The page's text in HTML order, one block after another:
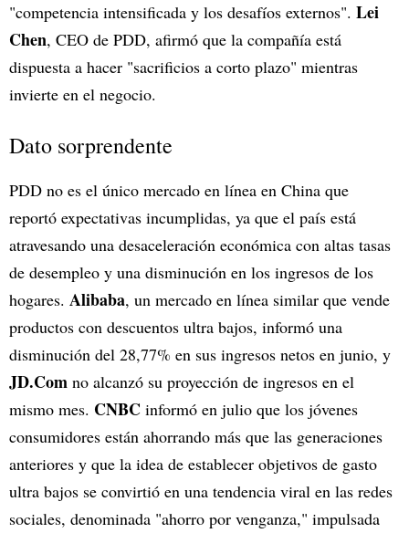
"competencia intensificada y los desafíos externos". Lei
Chen, CEO de PDD, afirmó que la compañía está
dispuesta a hacer "sacrificios a corto plazo" mientras
invierte en el negocio.
Dato sorprendente
PDD no es el único mercado en línea en China que
reportó expectativas incumplidas, ya que el país está
atravesando una desaceleración económica con altas tasas
de desempleo y una disminución en los ingresos de los
hogares. Alibaba, un mercado en línea similar que vende
productos con descuentos ultra bajos, informó una
disminución del 28,77% en sus ingresos netos en junio, y
JD.Com no alcanzó su proyección de ingresos en el
mismo mes. CNBC informó en julio que los jóvenes
consumidores están ahorrando más que las generaciones
anteriores y que la idea de establecer objetivos de gasto
ultra bajos se convirtió en una tendencia viral en las redes
sociales, denominada "ahorro por venganza," impulsada